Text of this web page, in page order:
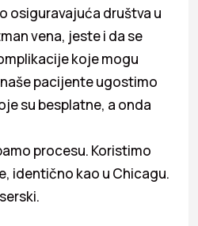
osiguravajuća društva u
vena, jeste i da se
koje mogu
pacijente ugostimo
su besplatne, a onda
procesu. Koristimo
identično kao u Chicagu.